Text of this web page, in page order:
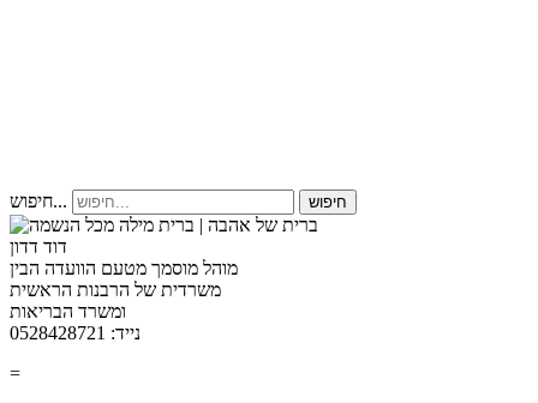
חיפוש... חיפוש
דוד דדון
מוהל מוסמך מטעם הוועדה הבין
משרדית של הרבנות הראשית
ומשרד הבריאות
נייד: 0528428721
=